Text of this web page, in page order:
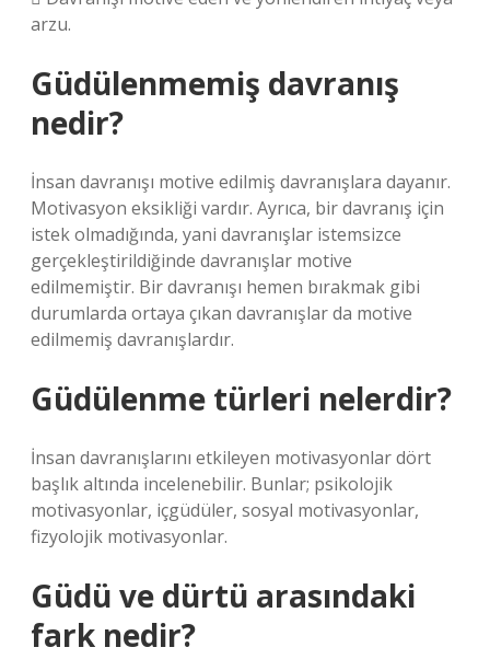
arzu.
Güdülenmemiş davranış
nedir?
İnsan davranışı motive edilmiş davranışlara dayanır.
Motivasyon eksikliği vardır. Ayrıca, bir davranış için
istek olmadığında, yani davranışlar istemsizce
gerçekleştirildiğinde davranışlar motive
edilmemiştir. Bir davranışı hemen bırakmak gibi
durumlarda ortaya çıkan davranışlar da motive
edilmemiş davranışlardır.
Güdülenme türleri nelerdir?
İnsan davranışlarını etkileyen motivasyonlar dört
başlık altında incelenebilir. Bunlar; psikolojik
motivasyonlar, içgüdüler, sosyal motivasyonlar,
fizyolojik motivasyonlar.
Güdü ve dürtü arasındaki
fark nedir?